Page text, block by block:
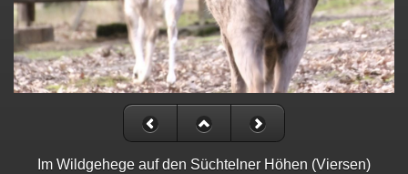
Im Wildgehege auf den Süchtelner Höhen (Viersen)